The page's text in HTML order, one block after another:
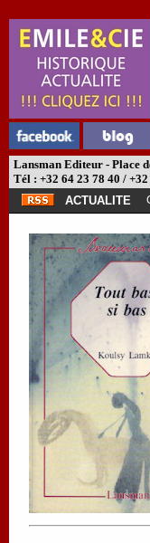
Lansman Editeur - Place
Tél : +32 64 23 78 40 /
ACTUALITE